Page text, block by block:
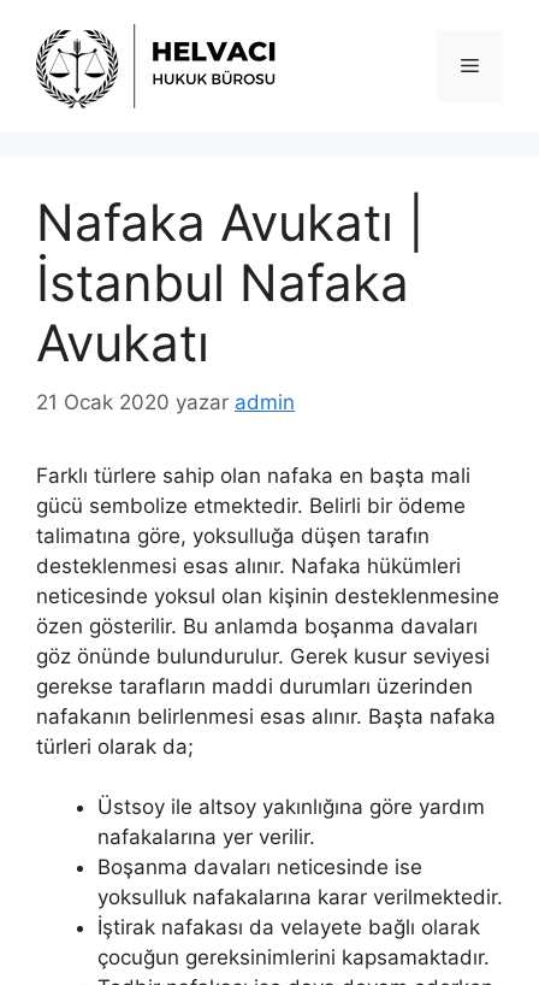
Menü
Nafaka Avukatı |
İstanbul Nafaka
Avukatı
21 Ocak 2020 yazar admin
Farklı türlere sahip olan nafaka en başta mali
gücü sembolize etmektedir. Belirli bir ödeme
talimatına göre, yoksulluğa düşen tarafın
desteklenmesi esas alınır. Nafaka hükümleri
neticesinde yoksul olan kişinin desteklenmesine
özen gösterilir. Bu anlamda boşanma davaları
göz önünde bulundurulur. Gerek kusur seviyesi
gerekse tarafların maddi durumları üzerinden
nafakanın belirlenmesi esas alınır. Başta nafaka
türleri olarak da;
Üstsoy ile altsoy yakınlığına göre yardım
nafakalarına yer verilir.
Boşanma davaları neticesinde ise
yoksulluk nafakalarına karar verilmektedir.
İştirak nafakası da velayete bağlı olarak
çocuğun gereksinimlerini kapsamaktadır.